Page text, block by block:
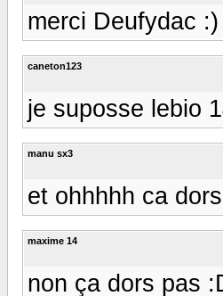
merci Deufydac :)
caneton123
je suposse lebio
manu sx3
et ohhhhh ca
maxime 14
non ça dors pas